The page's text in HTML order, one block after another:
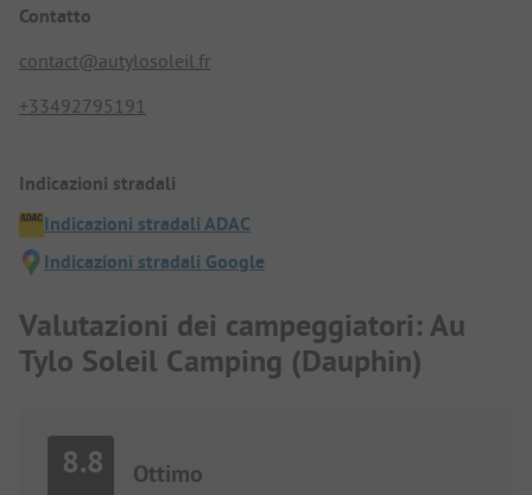
Contatto
contact@autylosoleil.fr
+33492795191
Indicazioni stradali
Indicazioni stradali ADAC
Indicazioni stradali Google
Valutazioni dei campeggiatori: Au
Tylo Soleil Camping (Dauphin)
8.8 Ottimo